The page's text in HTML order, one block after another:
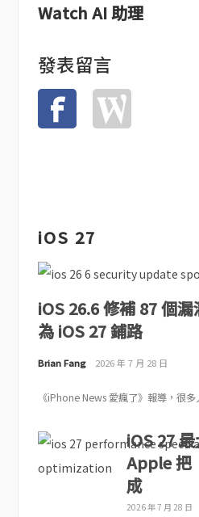
Watch AI 助理
發表留言
iOS 27
iOS 26.6 修補 87 個
為 iOS 27 鋪路
Brian Fang 2026 年 7 月 28 日
《iPhone News 愛瘋了》報導，很多
iOS 27
Apple 把
成
2026 年 7 月 28 日